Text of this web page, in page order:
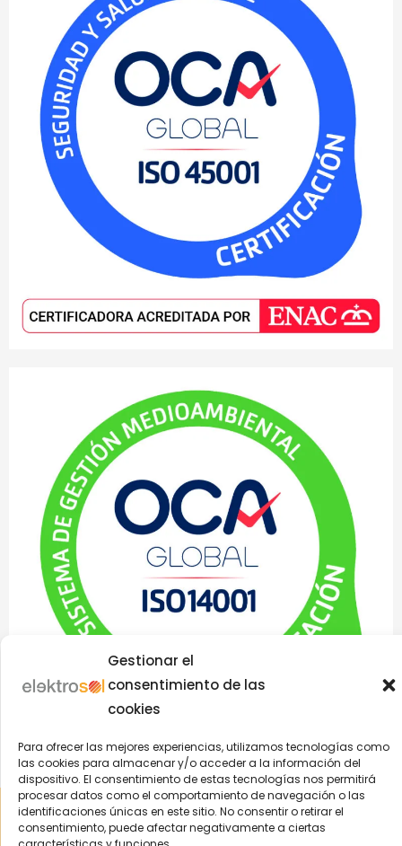
Gestionar el
consentimiento de las
cookies
Para ofrecer las mejores experiencias, utilizamos tecnologías como
las cookies para almacenar y/o acceder a la información del
dispositivo. El consentimiento de estas tecnologías nos permitirá
procesar datos como el comportamiento de navegación o las
identificaciones únicas en este sitio. No consentir o retirar el
consentimiento, puede afectar negativamente a ciertas
Aviso Legal|Política de Privacidad|Política Cookies|Política
Integrada| © 2004-2022 Elektrosol | ️Todos los derechos